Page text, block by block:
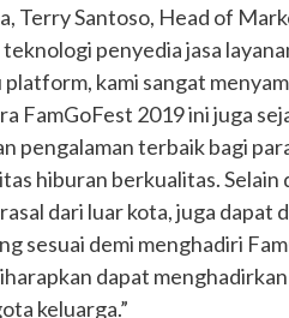
Terry Santoso, Head of
teknologi penyedia jasa
platform, kami sangat
FamGoFest 2019 ini juga
pengalaman terbaik bagi
hiburan berkualitas.
dari luar kota, juga dapat
sesuai demi menghadiri
dapat
keluarga.”